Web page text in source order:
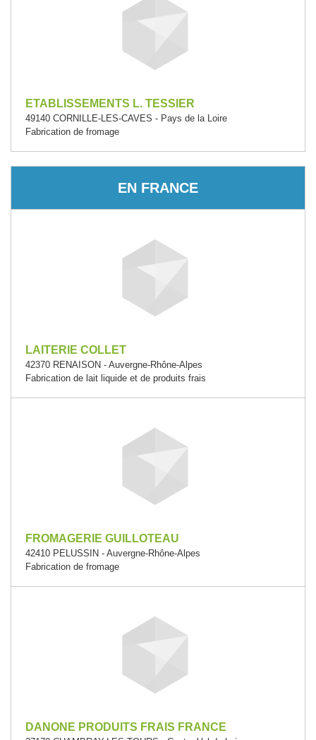
ETABLISSEMENTS L. TESSIER
49140 CORNILLE-LES-CAVES - Pays de la Loire
Fabrication de fromage
EN FRANCE
LAITERIE COLLET
42370 RENAISON - Auvergne-Rhône-Alpes
Fabrication de lait liquide et de produits frais
FROMAGERIE GUILLOTEAU
42410 PELUSSIN - Auvergne-Rhône-Alpes
Fabrication de fromage
DANONE PRODUITS FRAIS FRANCE